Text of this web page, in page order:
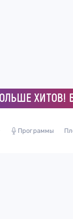
ХИТОВ!
Программы